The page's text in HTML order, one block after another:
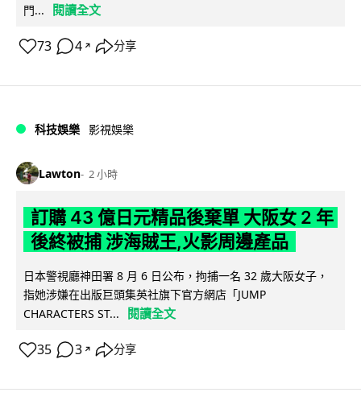
門...
閱讀全文
73 4 ↗ 分享
科技娛樂 影視娛樂
Lawton 2 小時
訂購 43 億日元精品後棄單 大阪女 2 年
後終被捕 涉海賊王,火影周邊產品
日本警視廳神田署 8 月 6 日公布，拘捕一名 32 歲大阪女子，
指她涉嫌在出版巨頭集英社旗下官方網店「JUMP
CHARACTERS ST...
閱讀全文
35 3 ↗ 分享